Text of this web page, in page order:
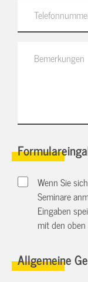
Wenn Sie
Seminare
Eingaben
mit den
Allgemeine